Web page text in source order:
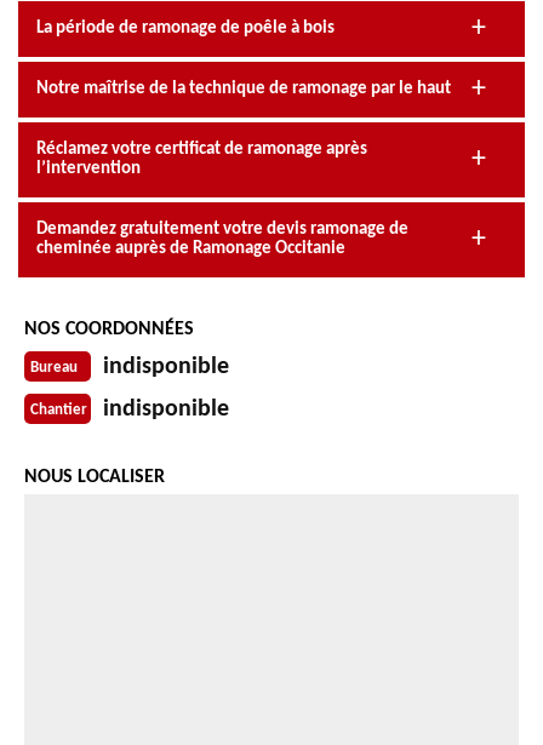
La période de ramonage de poêle à bois
Notre maîtrise de la technique de ramonage par le haut
Réclamez votre certificat de ramonage après
l’intervention
Demandez gratuitement votre devis ramonage de
cheminée auprès de Ramonage Occitanie
NOS COORDONNÉES
Bureau indisponible
Chantier indisponible
NOUS LOCALISER